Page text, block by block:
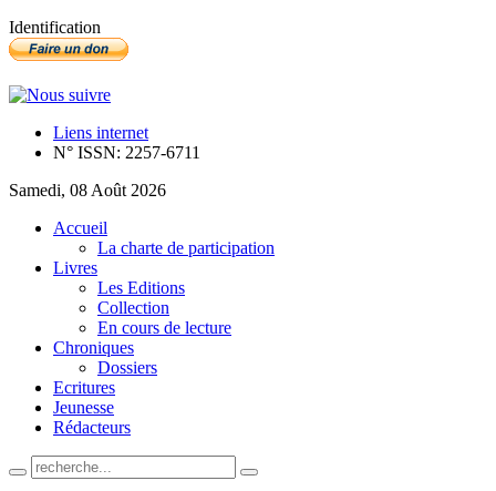
Identification
Liens internet
N° ISSN: 2257-6711
Samedi, 08 Août 2026
Accueil
La charte de participation
Livres
Les Editions
Collection
En cours de lecture
Chroniques
Dossiers
Ecritures
Jeunesse
Rédacteurs